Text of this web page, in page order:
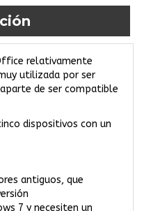
relativamente
utilizada por ser
de ser compatible
dispositivos con un
antiguos, que
7 y necesiten un